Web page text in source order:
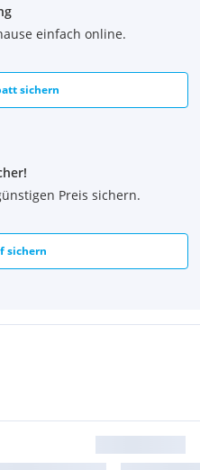
einfach online.
sichern
Preis sichern.
sichern